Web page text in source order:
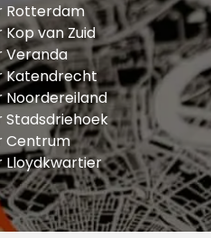
Rotterdam
van Zuid
Veranda
Katendrecht
Noordereiland
Stadsdriehoek
Centrum
Lloydkwartier